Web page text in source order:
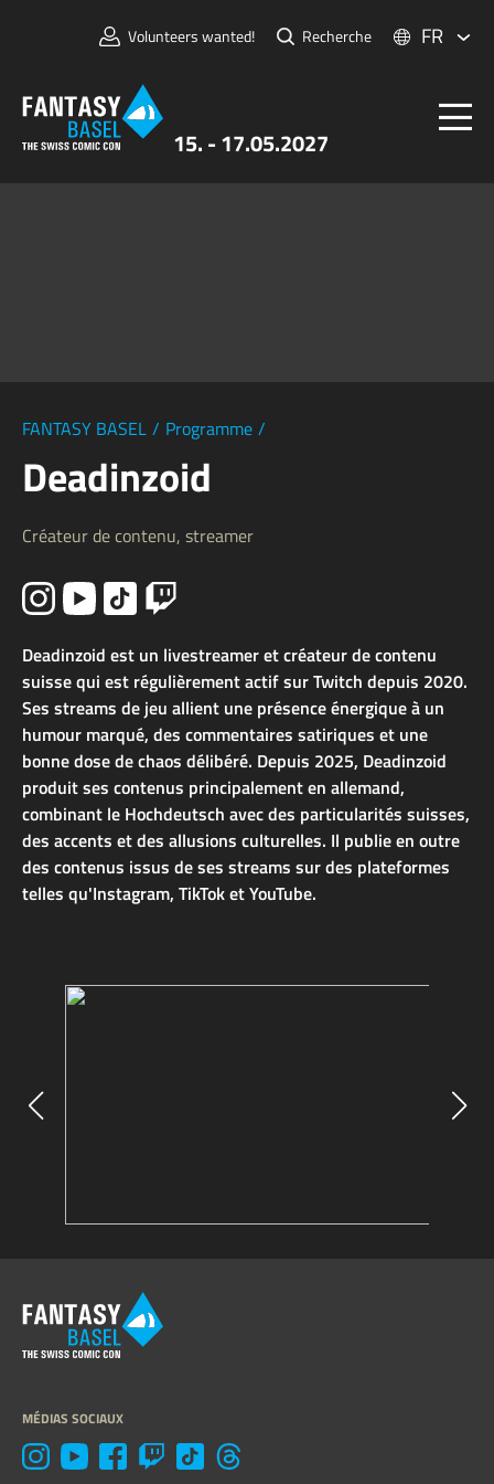
15. - 17.05.2027
Volunteers wanted! Recherche FR
FANTASY BASEL / Programme /
Deadinzoid
Créateur de contenu, streamer
Deadinzoid est un livestreamer et créateur de contenu
suisse qui est régulièrement actif sur Twitch depuis 2020.
Ses streams de jeu allient une présence énergique à un
humour marqué, des commentaires satiriques et une
bonne dose de chaos délibéré. Depuis 2025, Deadinzoid
produit ses contenus principalement en allemand,
combinant le Hochdeutsch avec des particularités suisses,
des accents et des allusions culturelles. Il publie en outre
des contenus issus de ses streams sur des plateformes
telles qu'Instagram, TikTok et YouTube.
MÉDIAS SOCIAUX